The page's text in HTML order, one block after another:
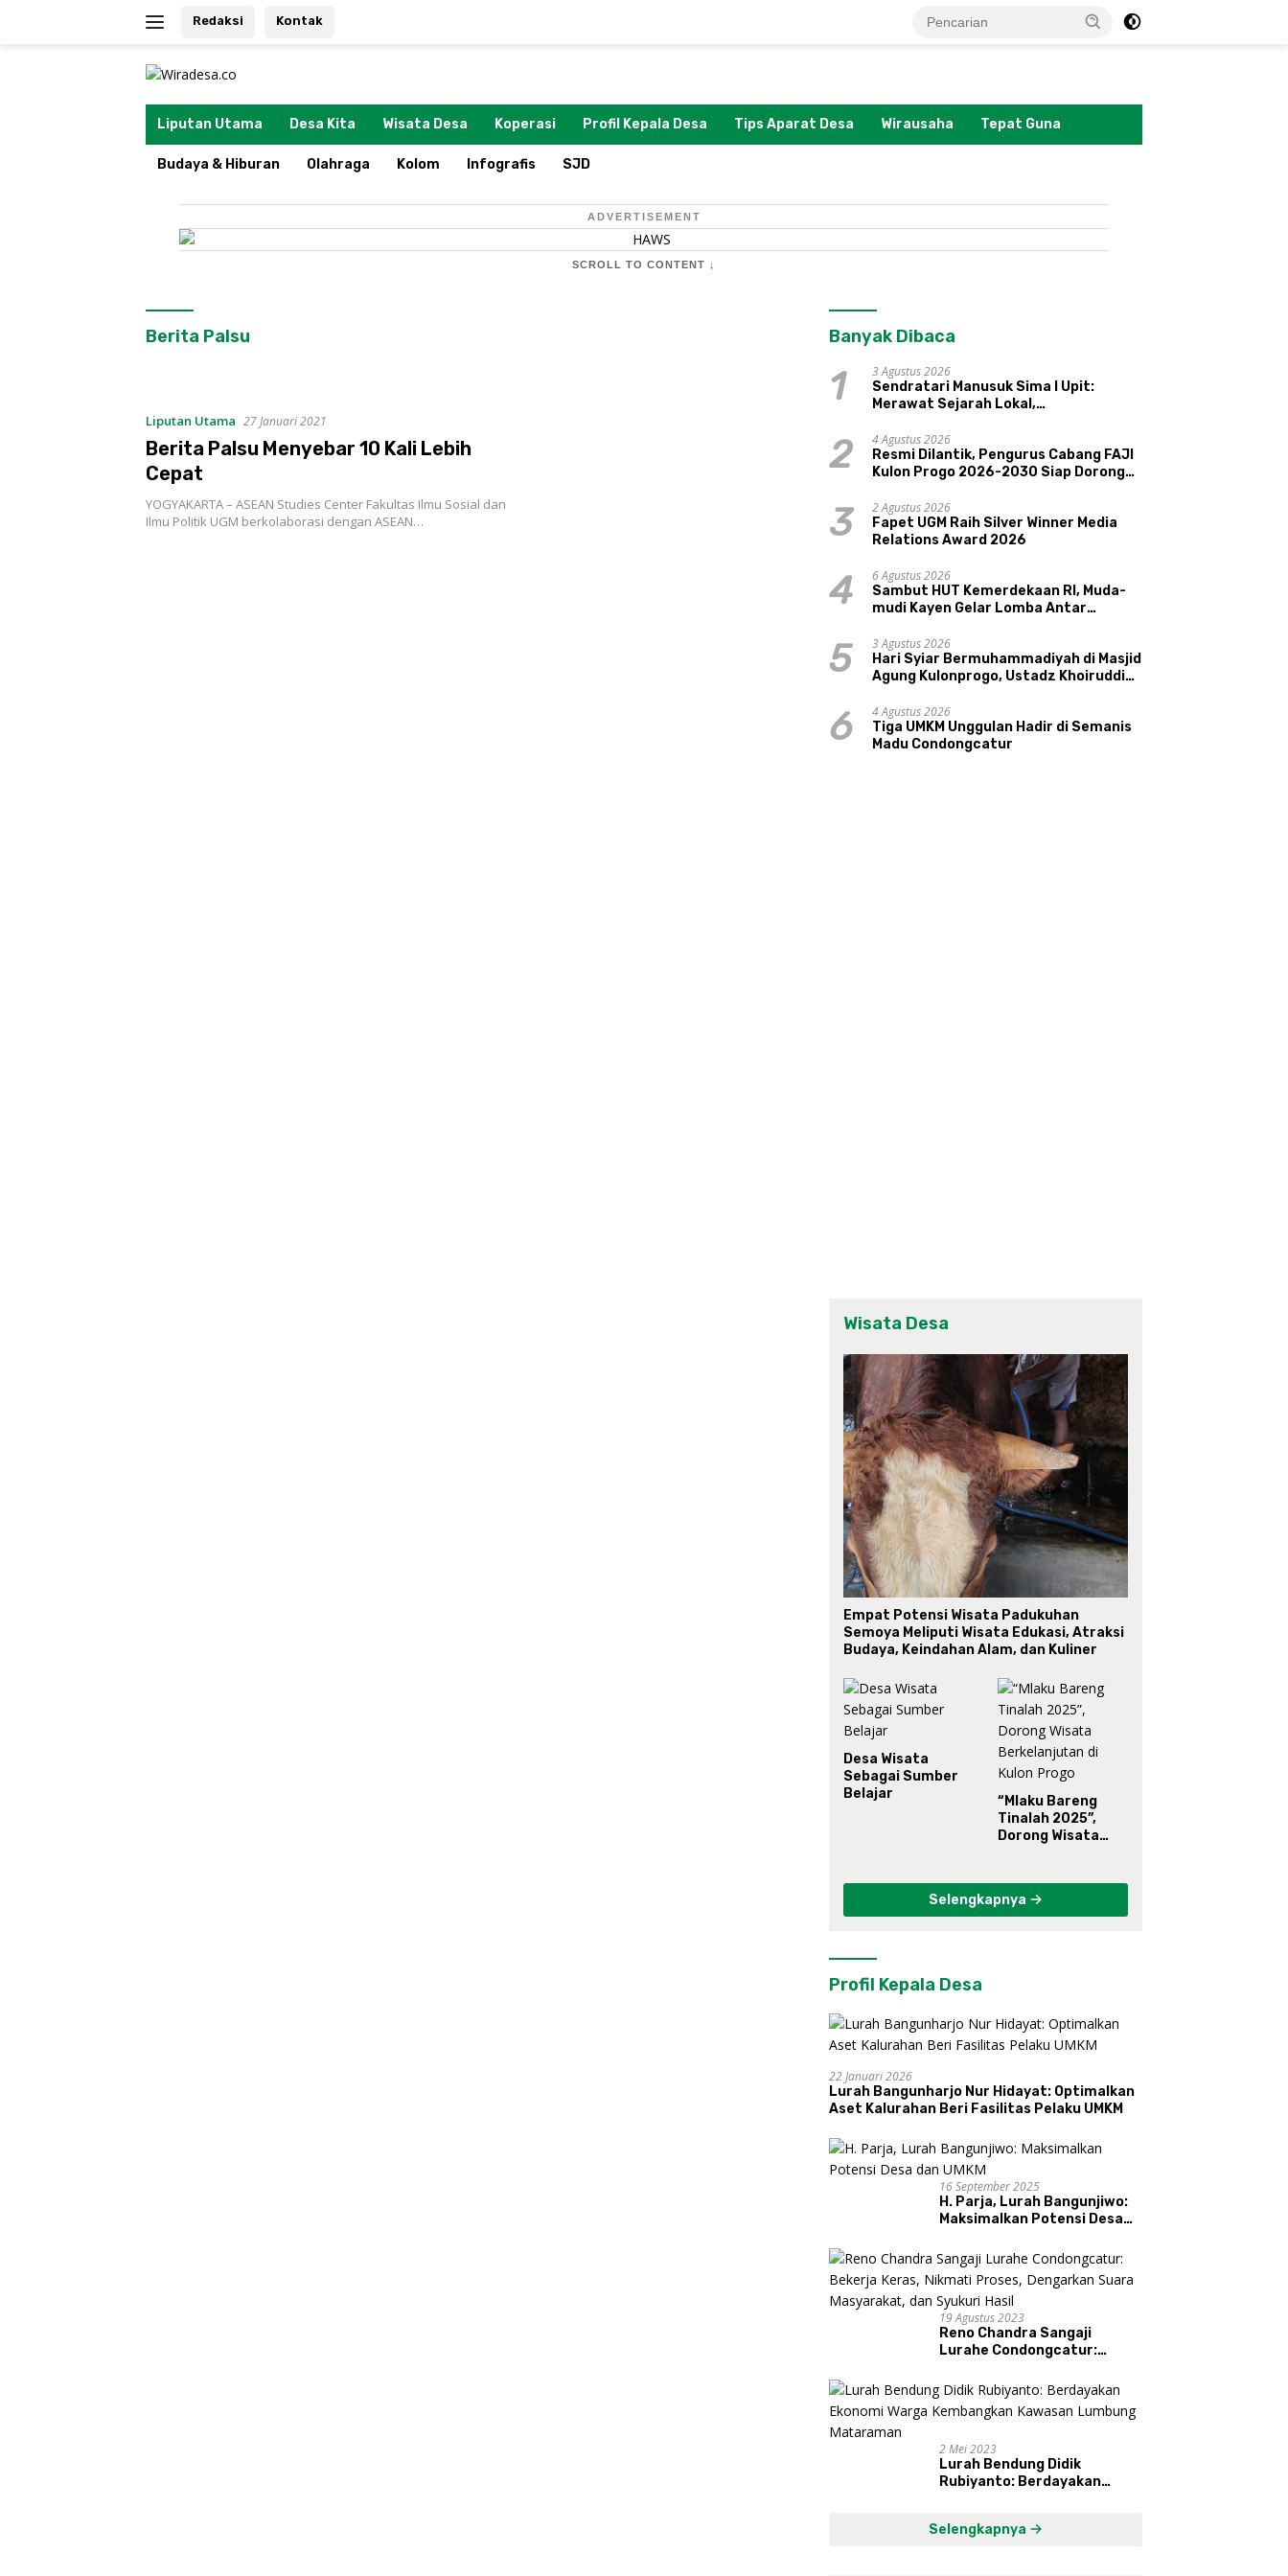
Redaksi Kontak
Liputan Utama Desa Kita Wisata Desa Koperasi Profil Kepala Desa Tips Aparat Desa Wirausaha Tepat Guna
Budaya & Hiburan Olahraga Kolom Infografis SJD
ADVERTISEMENT
SCROLL TO CONTENT ↓
Berita Palsu
Liputan Utama 27 Januari 2021
Berita Palsu Menyebar 10 Kali Lebih
Cepat
YOGYAKARTA – ASEAN Studies Center Fakultas Ilmu Sosial dan
Ilmu Politik UGM berkolaborasi dengan ASEAN…
Banyak Dibaca
1
3 Agustus 2026
Sendratari Manusuk Sima I Upit:
Merawat Sejarah Lokal,
Pariwisata, dan Ekologi Klaten
2
4 Agustus 2026
Resmi Dilantik, Pengurus Cabang FAJI
Kulon Progo 2026-2030 Siap Dorong
Sungai Progo
3
2 Agustus 2026
Fapet UGM Raih Silver Winner Media
Relations Award 2026
4
6 Agustus 2026
Sambut HUT Kemerdekaan RI, Muda-
mudi Kayen Gelar Lomba Antar
5
3 Agustus 2026
Hari Syiar Bermuhammadiyah di Masjid
Agung Kulonprogo, Ustadz Khoiruddin
Sakinah Adalah Agama
6
4 Agustus 2026
Tiga UMKM Unggulan Hadir di Semanis
Madu Condongcatur
Wisata Desa
Empat Potensi Wisata Padukuhan
Semoya Meliputi Wisata Edukasi, Atraksi
Budaya, Keindahan Alam, dan Kuliner
Desa Wisata
Sebagai Sumber
Belajar
“Mlaku Bareng
Tinalah 2025”,
Dorong Wisata
Selengkapnya
Profil Kepala Desa
22 Januari 2026
Lurah Bangunharjo Nur Hidayat: Optimalkan
Aset Kalurahan Beri Fasilitas Pelaku UMKM
16 September 2025
H. Parja, Lurah Bangunjiwo:
Maksimalkan Potensi Desa
19 Agustus 2023
Reno Chandra Sangaji
Lurahe Condongcatur:
Proses, Dengarkan Suara
Masyarakat, dan Syukuri
Hasil
2 Mei 2023
Lurah Bendung Didik
Rubiyanto: Berdayakan
Mataraman
Selengkapnya